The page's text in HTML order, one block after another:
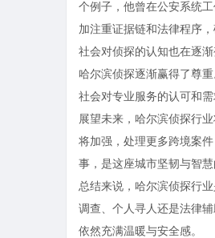
个例子，他曾在公安系统
加注重证据链和法律程序
社会对侦探的认知也在逐
哈尔滨侦探逐渐赢得了尊
社会对专业服务的认可和需
展望未来，哈尔滨侦探行
将加强，处理更多跨境案
事，是这座城市坚韧与智
总结来说，哈尔滨侦探行
调查、个人寻人还是法律
依然充满温暖与安全感。